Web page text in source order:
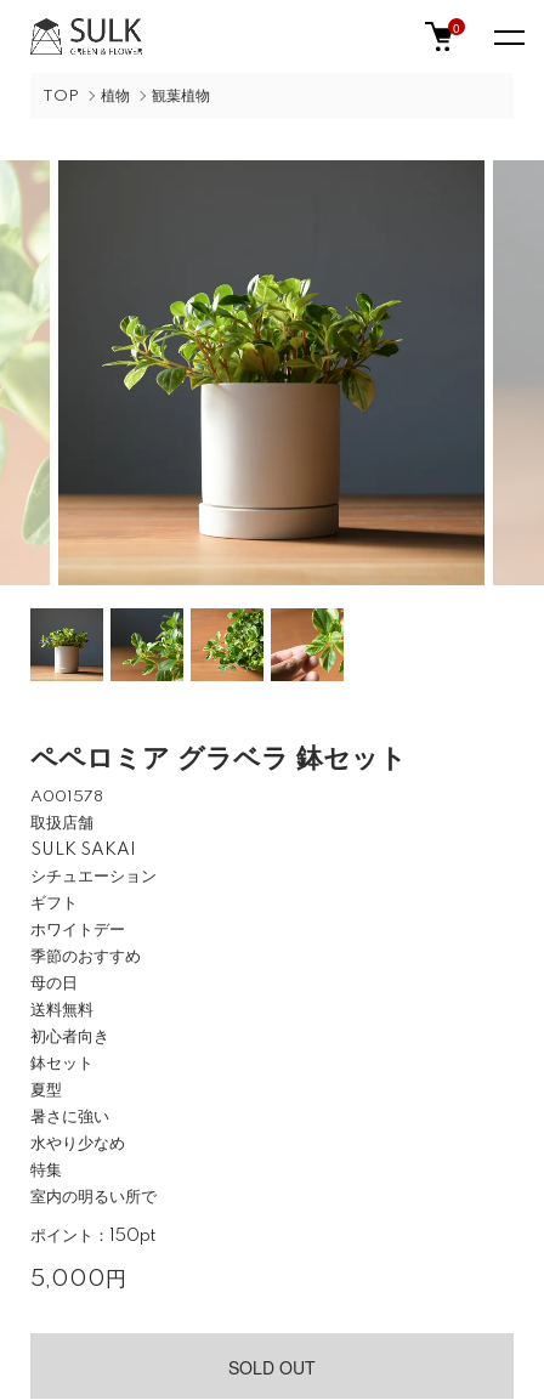
0
TOP 植物 観葉植物
ペペロミア グラベラ 鉢セット
A001578
取扱店舗
SULK SAKAI
シチュエーション
ギフト
ホワイトデー
季節のおすすめ
母の日
送料無料
初心者向き
鉢セット
夏型
暑さに強い
水やり少なめ
特集
室内の明るい所で
ポイント：150pt
5,000円
SOLD OUT